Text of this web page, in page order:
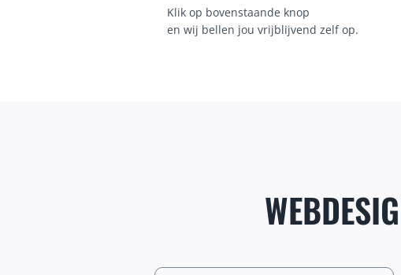
Klik op bovenstaande knop
en wij bellen jou vrijblijvend zelf op.